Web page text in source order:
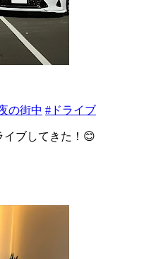
の街中 #ドライブ
イブしてきた！😊